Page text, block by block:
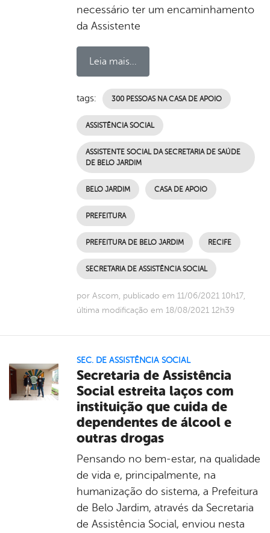
necessário ter um encaminhamento
da Assistente
Leia mais...
tags: 300 PESSOAS NA CASA DE APOIO
ASSISTÊNCIA SOCIAL
ASSISTENTE SOCIAL DA SECRETARIA DE SAÚDE
DE BELO JARDIM
BELO JARDIM CASA DE APOIO
PREFEITURA
PREFEITURA DE BELO JARDIM RECIFE
SECRETARIA DE ASSISTÊNCIA SOCIAL
por Ascom, publicado em 11/06/2021 10h17,
última modificação em 18/08/2021 12h39
SEC. DE ASSISTÊNCIA SOCIAL
Secretaria de Assistência
Social estreita laços com
instituição que cuida de
dependentes de álcool e
outras drogas
Pensando no bem-estar, na qualidade
de vida e, principalmente, na
humanização do sistema, a Prefeitura
de Belo Jardim, através da Secretaria
de Assistência Social, enviou nesta